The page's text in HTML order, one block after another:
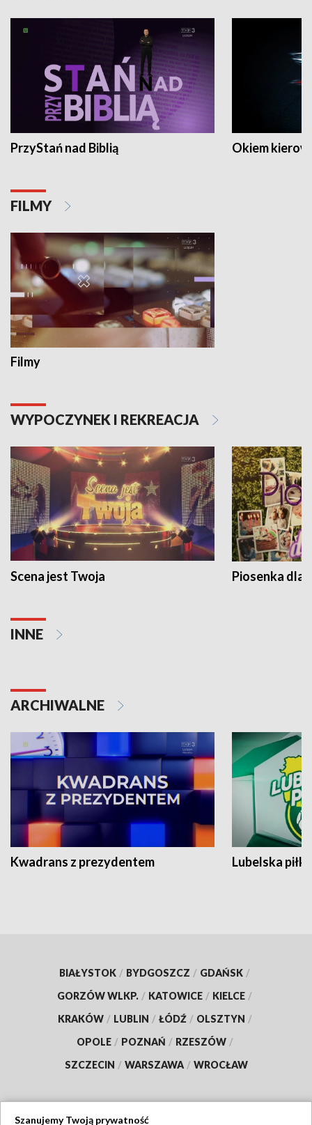
PrzyStań nad Biblią Okiem
FILMY
Filmy
WYPOCZYNEK I REKREACJA
Scena jest Twoja Piosenka dla
INNE
ARCHIWALNE
Kwadrans z prezydentem Lubelska piłka
BIAŁYSTOK / BYDGOSZCZ / GDAŃSK /
GORZÓW WLKP. / KATOWICE / KIELCE /
KRAKÓW / LUBLIN / ŁÓDŹ / OLSZTYN /
OPOLE / POZNAŃ / RZESZÓW /
SZCZECIN / WARSZAWA / WROCŁAW
Szanujemy Twoją prywatność